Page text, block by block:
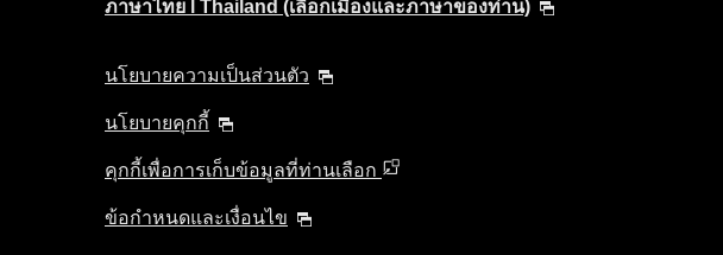
ภาษาไทย l Thailand (เลือกเมืองและภาษาของท่าน)
นโยบายความเป็นส่วนตัว
นโยบายคุกกี้
คุกกี้เพื่อการเก็บข้อมูลที่ท่านเลือก
ข้อกำหนดและเงื่อนไข